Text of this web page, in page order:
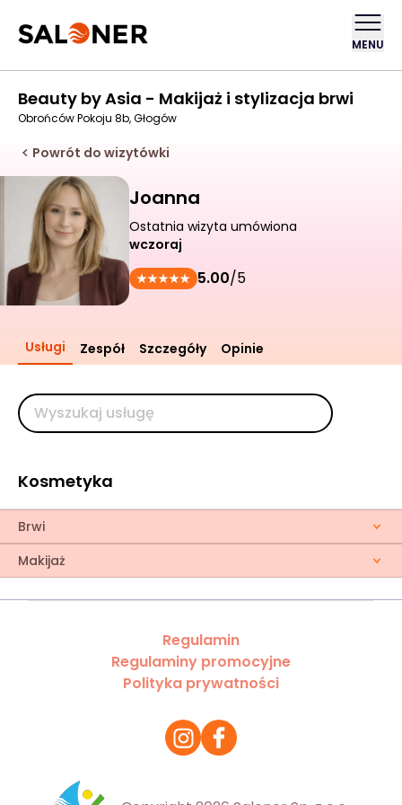
MENU
Beauty by Asia - Makijaż i stylizacja brwi
Obrońców Pokoju 8b, Głogów
Powrót do wizytówki
Joanna
Ostatnia wizyta umówiona
wczoraj
5.00/5
Usługi Zespół Szczegóły Opinie
Kosmetyka
Brwi
Makijaż
Regulamin
Regulaminy promocyjne
Polityka prywatności